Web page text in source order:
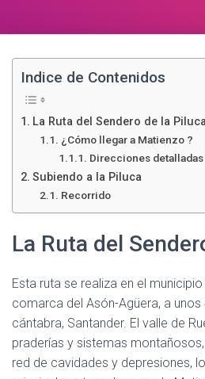
Indice de Contenidos
La Ruta del Sendero de la
¿Cómo llegar a Matienzo ?
Direcciones
Subiendo a la Piluca
Recorrido
La Ruta del
Esta ruta se realiza en el
comarca del Asón-Agüera, a
cántabra, Santander. El valle de
praderías y sistemas
red de cavidades y depresiones,